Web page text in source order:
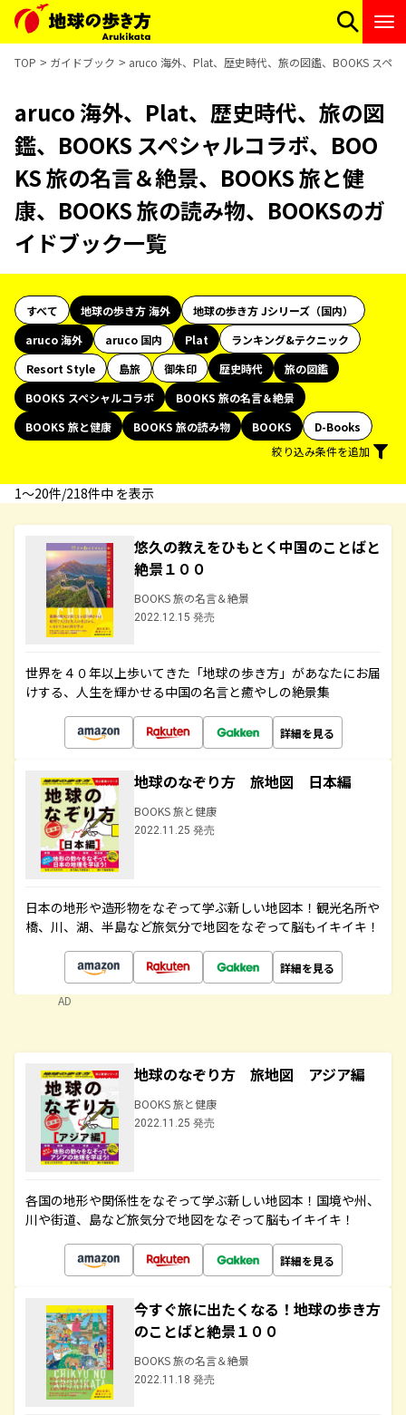
TOP ガイドブック aruco 海外、Plat、歴史時代、旅の図鑑、BOOKS スペ
aruco 海外、Plat、歴史時代、旅の図
鑑、BOOKS スペシャルコラボ、BOO
KS 旅の名言＆絶景、BOOKS 旅と健
康、BOOKS 旅の読み物、BOOKSのガ
イドブック一覧
すべて 地球の歩き方 海外
地球の歩き方 Jシリーズ（国内）
aruco 海外
aruco 国内 Plat
ランキング&テクニック
Resort Style
島旅 御朱印 歴史時代
旅の図鑑
BOOKS スペシャルコラボ
BOOKS 旅の名言＆絶景
BOOKS 旅と健康
BOOKS 旅の読み物 BOOKS
D-Books
絞り込み条件を追加
1〜20件/218件中 を表示
悠久の教えをひもとく中国のことばと
絶景１００
BOOKS 旅の名言＆絶景
2022.12.15 発売
世界を４０年以上歩いてきた「地球の歩き方」があなたにお届
けする、人生を輝かせる中国の名言と癒やしの絶景集
詳細を見る
地球のなぞり方 旅地図 日本編
BOOKS 旅と健康
2022.11.25 発売
日本の地形や造形物をなぞって学ぶ新しい地図本！観光名所や
橋、川、湖、半島など旅気分で地図をなぞって脳もイキイキ！
詳細を見る
AD
地球のなぞり方 旅地図 アジア編
BOOKS 旅と健康
2022.11.25 発売
各国の地形や関係性をなぞって学ぶ新しい地図本！国境や州、
川や街道、島など旅気分で地図をなぞって脳もイキイキ！
詳細を見る
今すぐ旅に出たくなる！地球の歩き方
のことばと絶景１００
BOOKS 旅の名言＆絶景
2022.11.18 発売